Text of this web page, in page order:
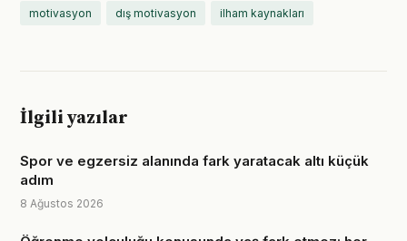
motivasyon dış motivasyon ilham kaynakları
İlgili yazılar
Spor ve egzersiz alanında fark yaratacak altı küçük
adım
8 Ağustos 2026